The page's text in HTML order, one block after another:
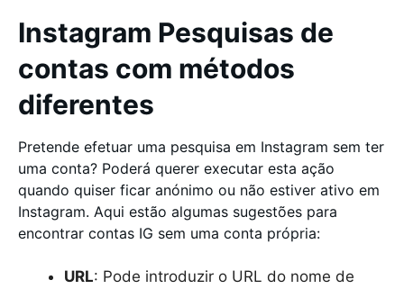
Instagram Pesquisas de
contas com métodos
diferentes
Pretende efetuar uma pesquisa em Instagram sem ter
uma conta? Poderá querer executar esta ação
quando quiser ficar anónimo ou não estiver ativo em
Instagram. Aqui estão algumas sugestões para
encontrar contas IG sem uma conta própria:
URL: Pode introduzir o URL do nome de